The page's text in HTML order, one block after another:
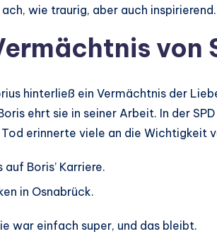
wie traurig, aber auch
von
hinterließ ein Vermächtnis der
ehrt sie in seiner Arbeit. In der
Tod erinnerte viele an die Wichtigkeit
auf Boris’ Karriere.
in Osnabrück.
war einfach super, und das bleibt.